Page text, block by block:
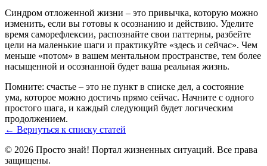
Синдром отложенной жизни – это привычка, которую можно
изменить, если вы готовы к осознанию и действию. Уделите
время саморефлексии, распознайте свои паттерны, разбейте
цели на маленькие шаги и практикуйте «здесь и сейчас». Чем
меньше «потом» в вашем ментальном пространстве, тем более
насыщенной и осознанной будет ваша реальная жизнь.
Помните: счастье – это не пункт в списке дел, а состояние
ума, которое можно достичь прямо сейчас. Начните с одного
простого шага, и каждый следующий будет логическим
продолжением.
← Вернуться к списку статей
© 2026 Просто знай! Портал жизненных ситуаций. Все права
защищены.